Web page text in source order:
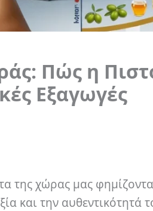
Πώς η
Εξαγωγές
της χώρας μας
και την αυθεντικότητά